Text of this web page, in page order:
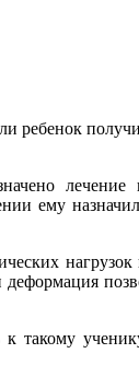
ребенок
ему
такому